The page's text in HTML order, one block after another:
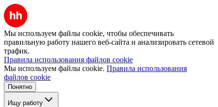
Мы используем файлы cookie, чтобы обеспечивать
правильную работу нашего веб-сайта и анализировать сетевой
трафик.
Правила использования файлов cookie
Мы используем файлы cookie. Правила использования
файлов cookie
Понятно
Ищу работу